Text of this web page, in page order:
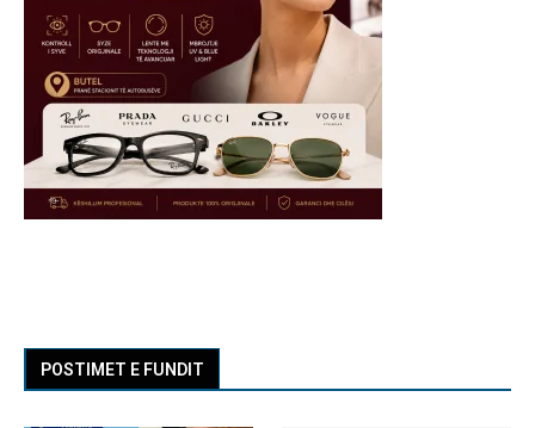
POSTIMET E FUNDIT